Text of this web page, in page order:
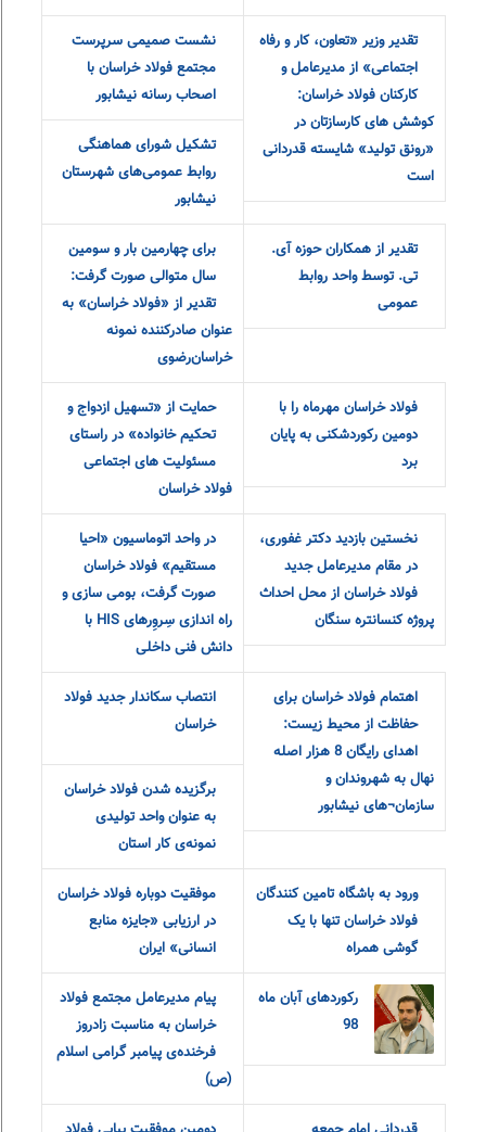
فولاد ایران
دیدار رئیس و اعضای
هیأت‌مدیره خانه معدن
خراسان رضوی با سرپرست
«مجتمع فولاد خراسان»
تقدیر وزیر «تعاون، کار و رفاه
اجتماعی» از مدیرعامل و
کارکنان فولاد خراسان:
کوشش های کارسازتان در
«رونق تولید» شایسته قدردانی
نشست صمیمی سرپرست
تشکیل شورای هماهنگی
روابط عمومی‌های شهرستان
نیشابور
تی. توسط واحد روابط
برای چهارمین بار و سومین
سال متوالی صورت گرفت:
تقدیر از «فولاد خراسان» به
عنوان صادرکننده نمونه
خراسان‌رضوی
فولاد خراسان مهرماه را با
دومین رکوردشکنی به پایان
برد
حمایت از «تسهیل ازدواج و
تحکیم خانواده» در راستای
مسئولیت های اجتماعی
فولاد خراسان
در مقام مدیرعامل جدید
فولاد خراسان از محل احداث
پروژه کنسانتره سنگان
در واحد اتوماسیون «احیا
مستقیم» فولاد خراسان
صورت گرفت، بومی سازی و
دانش فنی داخلی
اهتمام فولاد خراسان برای
اهدای رایگان 8 هزار اصله
نهال به شهروندان و
سازمان¬های نیشابور
انتصاب سکاندار جدید فولاد
خراسان
برگزیده شدن فولاد خراسان
به عنوان واحد تولیدی
ورود به باشگاه تامین کنندگان
فولاد خراسان تنها با یک
گوشی همراه
موفقیت دوباره فولاد خراسان
در ارزیابی «جایزه منابع
انسانی» ایران
رکوردهای آبان ماه
پیام مدیرعامل مجتمع فولاد